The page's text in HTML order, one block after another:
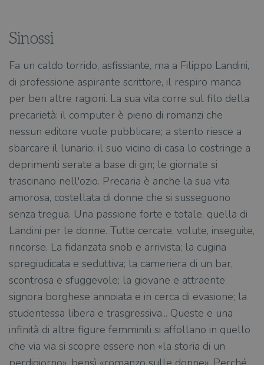
Sinossi
Fa un caldo torrido, asfissiante, ma a Filippo Landini,
di professione aspirante scrittore, il respiro manca
per ben altre ragioni. La sua vita corre sul filo della
precarietà: il computer è pieno di romanzi che
nessun editore vuole pubblicare; a stento riesce a
sbarcare il lunario; il suo vicino di casa lo costringe a
deprimenti serate a base di gin; le giornate si
trascinano nell'ozio. Precaria è anche la sua vita
amorosa, costellata di donne che si susseguono
senza tregua. Una passione forte e totale, quella di
Landini per le donne. Tutte cercate, volute, inseguite,
rincorse. La fidanzata snob e arrivista; la cugina
spregiudicata e seduttiva; la cameriera di un bar,
scontrosa e sfuggevole; la giovane e attraente
signora borghese annoiata e in cerca di evasione; la
studentessa libera e trasgressiva... Queste e una
infinità di altre figure femminili si affollano in quello
che via via si scopre essere non «la storia di un